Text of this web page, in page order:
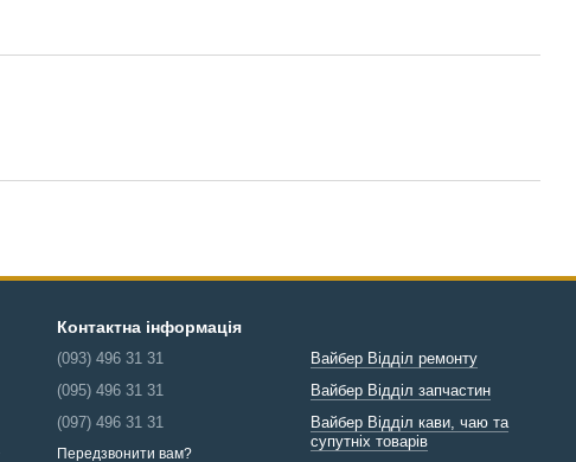
Контактна інформація
(093) 496 31 31
(095) 496 31 31
(097) 496 31 31
Передзвонити вам?
Вайбер Відділ ремонту
Вайбер Відділ запчастин
Вайбер Відділ кави, чаю та
супутніх товарів